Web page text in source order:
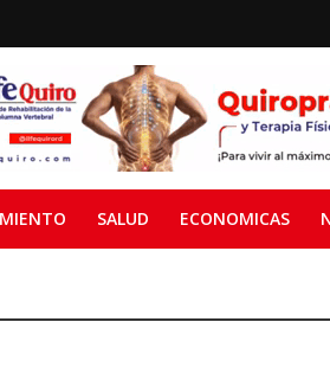
SALUD ECONOMICAS